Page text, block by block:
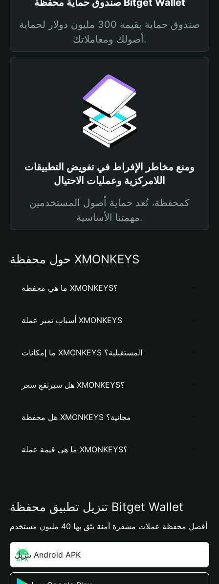
صندوق حماية محفظة Bitget Wallet
صندوق حماية بقيمة 300 مليون دولار لحماية
أصولك ومعاملاتك.
ومنع مخاطر الإفراط في تفويض التطبيقات
اللامركزية وعمليات الاحتيال
كمحفظة، تُعد حماية أصول المستخدمين
مهمتنا الأساسية.
حول محفظة XMONKEYS
ما هي محفظة XMONKEYS؟
أسباب تميز عملة XMONKEYS
ما إمكانات XMONKEYS المستقبلية؟
هل سيرتفع سعر XMONKEYS؟
هل محفظة XMONKEYS مجانية؟
ما هي قيمة عملة XMONKEYS؟
تنزيل تطبيق محفظة Bitget Wallet
أفضل محفظة عملات مشفرة آمنة يثق بها 40 مليون مستخدم
تنزيل Android APK